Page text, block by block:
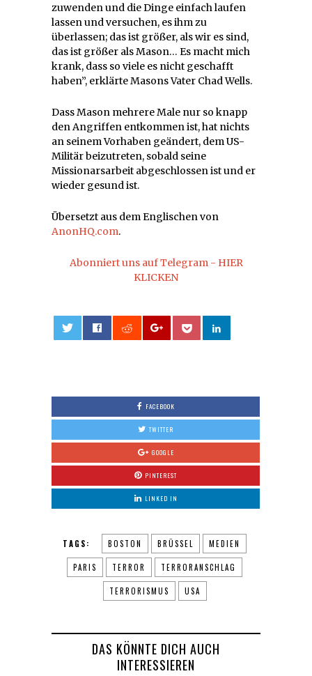
zuwenden und die Dinge einfach laufen
lassen und versuchen, es ihm zu
überlassen; das ist größer, als wir es sind,
das ist größer als Mason… Es macht mich
krank, dass so viele es nicht geschafft
haben”, erklärte Masons Vater Chad Wells.
Dass Mason mehrere Male nur so knapp
den Angriffen entkommen ist, hat nichts
an seinem Vorhaben geändert, dem US-
Militär beizutreten, sobald seine
Missionarsarbeit abgeschlossen ist und er
wieder gesund ist.
Übersetzt aus dem Englischen von
AnonHQ.com.
Abonniert uns auf Telegram - HIER
KLICKEN
FACEBOOK
TWITTER
GOOGLE
PINTEREST
LINKED IN
TAGS: BOSTON BRÜSSEL MEDIEN
PARIS TERROR TERRORANSCHLAG
TERRORISMUS USA
DAS KÖNNTE DICH AUCH
INTERESSIEREN